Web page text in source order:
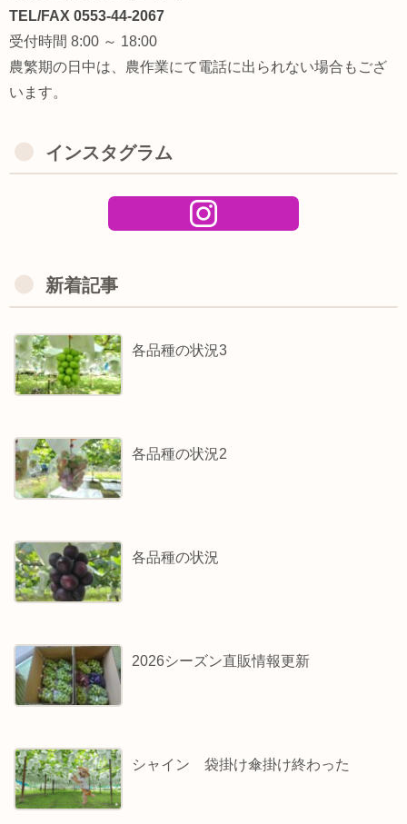
TEL/FAX 0553-44-2067
受付時間 8:00 ～ 18:00
農繁期の日中は、農作業にて電話に出られない場合もござ
います。
インスタグラム
新着記事
各品種の状況3
各品種の状況2
各品種の状況
2026シーズン直販情報更新
シャイン 袋掛け傘掛け終わった